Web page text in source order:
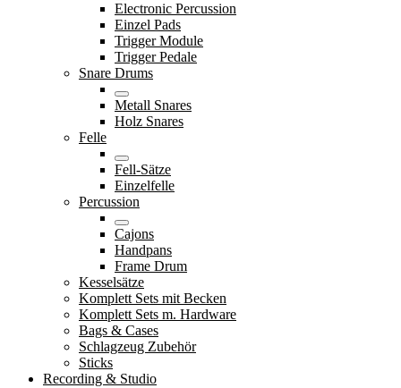
Electronic Percussion
Einzel Pads
Trigger Module
Trigger Pedale
Snare Drums
Metall Snares
Holz Snares
Felle
Fell-Sätze
Einzelfelle
Percussion
Cajons
Handpans
Frame Drum
Kesselsätze
Komplett Sets mit Becken
Komplett Sets m. Hardware
Bags & Cases
Schlagzeug Zubehör
Sticks
Recording & Studio